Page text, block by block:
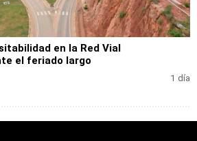
en la Red Vial
el feriado largo
1 día